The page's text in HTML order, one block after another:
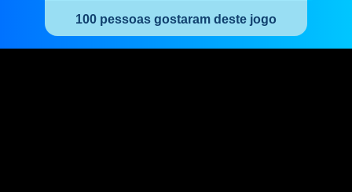
100 pessoas gostaram deste jogo